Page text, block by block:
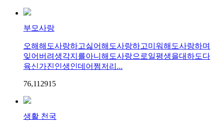
부모사랑
오해해도사랑하고싫어해도사랑하고미워해도사랑하며
잊어버려생각지를아니해도사랑으로일평생을대하도다
육신가진인생인데어쩜저리...
76,112915
생활 천국